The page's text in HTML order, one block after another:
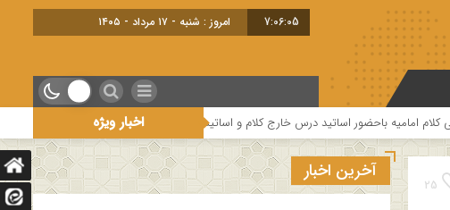
7:06:07 امروز : شنبه - ۱۷ مرداد - ۱۴۰۵
اخبار ویژه کلام و اساتید حوزه و دانشگاه هفتمین جلسه از فصل سوم سلسله نشست های “دین
25
آخرین اخبار